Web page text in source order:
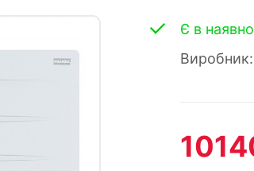
Є в
Виробник: